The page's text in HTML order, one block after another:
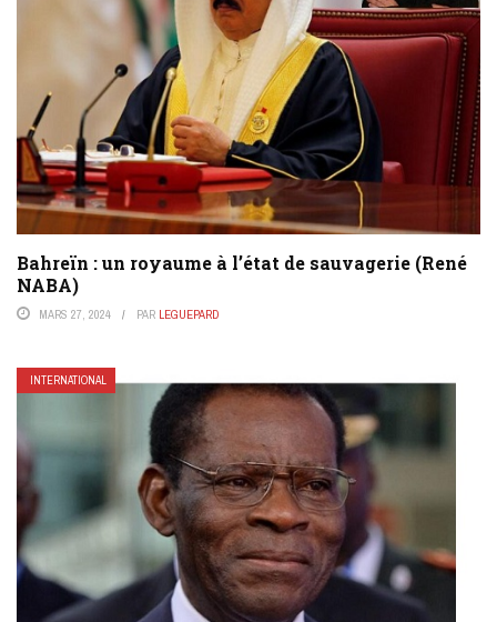
Bahreïn : un royaume à l’état de sauvagerie (René
NABA)
MARS 27, 2024 PAR LEGUEPARD
INTERNATIONAL